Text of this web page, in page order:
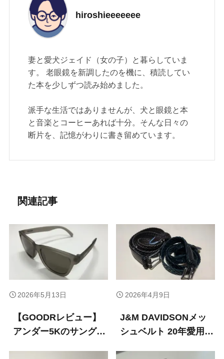
hiroshieeeeeee
妻と愛犬ジェイド（女の子）と暮らしていま
す。 老眼鏡を新調したのを機に、積読してい
た本を少しずつ読み始めました。
派手な生活ではありませんが、犬と眼鏡と本
と音楽とコーヒーあれば十分。そんな日々の
断片を、記憶がわりに書き留めています。
関連記事
【GOODRレビュー】
アンダー5Kのサングラ
2026年5月13日
J&M DAVIDSONメッ
シュベルト 20年愛用レ
2026年4月9日